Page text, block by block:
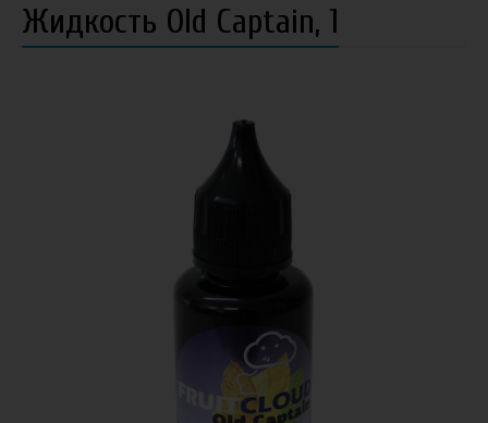
Жидкость Old Captain, 1